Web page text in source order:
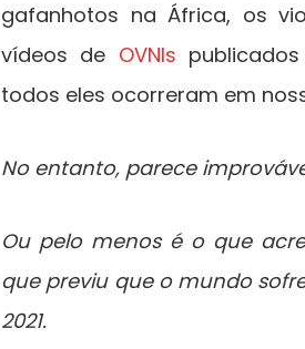
gafanhotos na África, os
vídeos de OVNIs
todos eles ocorreram em
No entanto, parece
Ou pelo menos é o que
que previu que o mundo
2021.